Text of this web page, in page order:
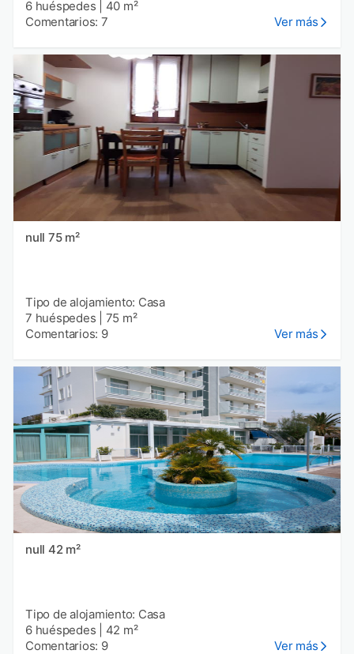
6 huéspedes
40 m²
Comentarios: 7
Ver más
null 75 m²
Tipo de alojamiento: Casa
7 huéspedes
75 m²
Comentarios: 9
Ver más
null 42 m²
Tipo de alojamiento: Casa
6 huéspedes
42 m²
Comentarios: 9
Ver más